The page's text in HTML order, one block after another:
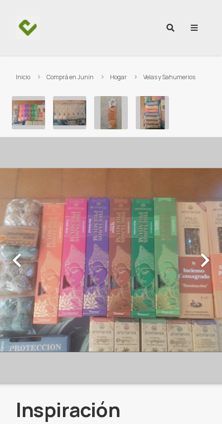
Inicio Comprá en Junin Hogar Velas y Sahumerios
Inspiración